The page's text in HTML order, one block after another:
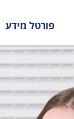
פורטל מידע